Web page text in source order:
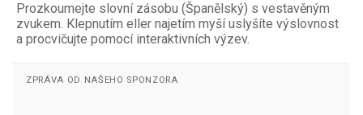
Prozkoumejte slovní zásobu (Španělský) s vestavěným
zvukem. Klepnutím eller najetím myší uslyšíte výslovnost
a procvičujte pomocí interaktivních výzev.
ZPRÁVA OD NAŠEHO SPONZORA